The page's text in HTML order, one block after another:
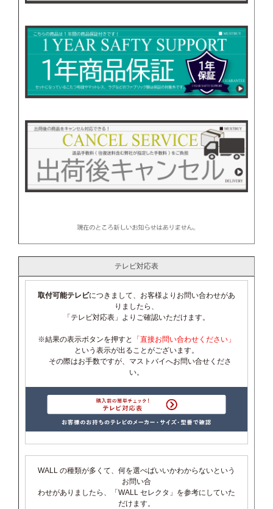
テレビ対応表
取付可能テレビにつきまして、お客様よりお問い合わせがあ
りましたら、
「テレビ対応表」よりご確認いただけます。
※結果の表示ボタンを押すと
「直接お問い合わせください」
という表示が出ることがございます。
その際はお手数ですが、マストバイへお問い合せくださ
い。
WALL の種類が多くて、何を選べばいいかわからないという
お問い合
わせがありましたら、「WALL セレクタ」を参考にしていた
だけます。